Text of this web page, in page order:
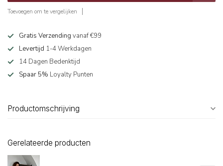
Toevoegen om te vergelijken
Gratis Verzending vanaf €99
Levertijd 1-4 Werkdagen
14 Dagen Bedenktijd
Spaar 5% Loyalty Punten
Productomschrijving
Gerelateerde producten